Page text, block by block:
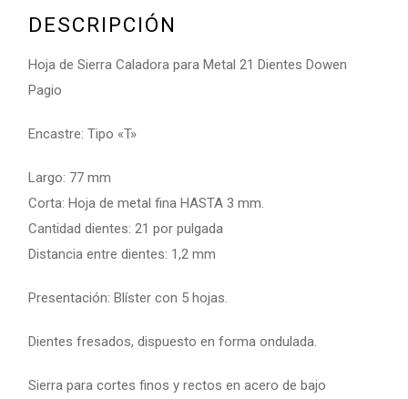
DESCRIPCIÓN
Hoja de Sierra Caladora para Metal 21 Dientes Dowen
Pagio
Encastre: Tipo «T»
Largo: 77 mm
Corta: Hoja de metal fina HASTA 3 mm.
Cantidad dientes: 21 por pulgada
Distancia entre dientes: 1,2 mm
Presentación: Blíster con 5 hojas.
Dientes fresados, dispuesto en forma ondulada.
Sierra para cortes finos y rectos en acero de bajo